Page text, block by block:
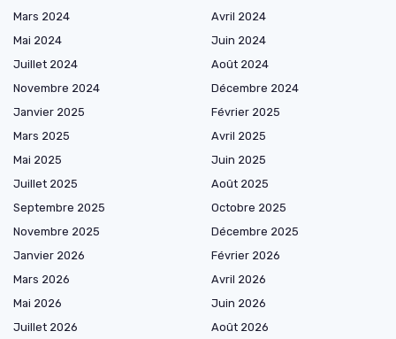
Mars 2024
Avril 2024
Mai 2024
Juin 2024
Juillet 2024
Août 2024
Novembre 2024
Décembre 2024
Janvier 2025
Février 2025
Mars 2025
Avril 2025
Mai 2025
Juin 2025
Juillet 2025
Août 2025
Septembre 2025
Octobre 2025
Novembre 2025
Décembre 2025
Janvier 2026
Février 2026
Mars 2026
Avril 2026
Mai 2026
Juin 2026
Juillet 2026
Août 2026